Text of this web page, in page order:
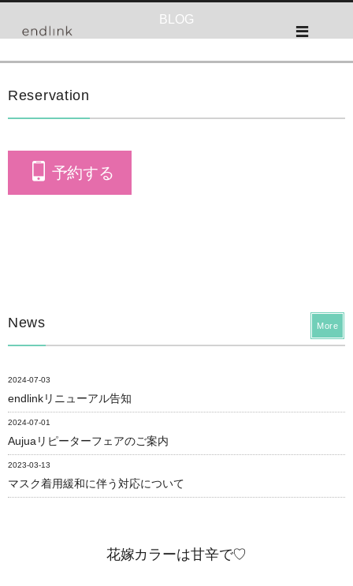
BLOG
Reservation
予約する
News
2024-07-03
endlinkリニューアル告知
2024-07-01
Aujuaリピーターフェアのご案内
2023-03-13
マスク着用緩和に伴う対応について
More
花嫁カラーは甘辛で♡